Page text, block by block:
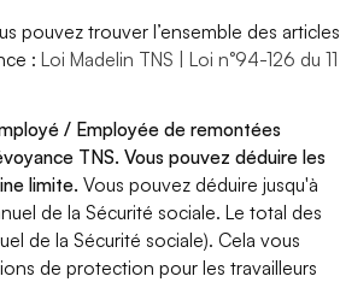
pouvez trouver l’ensemble des articles
:Loi Madelin TNS | Loi n°94-126 du 11
/ Employée de remontées
TNS. Vous pouvez déduire les
limite.Vous pouvez déduire jusqu'à
de la Sécurité sociale. Le total des
de la Sécurité sociale). Cela vous
de protection pour les travailleurs